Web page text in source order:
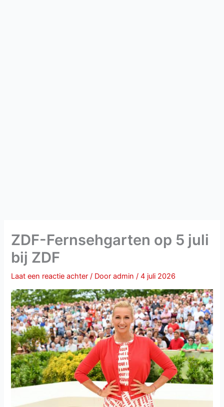
ZDF-Fernsehgarten op 5 juli
bij ZDF
Laat een reactie achter / Dooradmin/4 juli 2026